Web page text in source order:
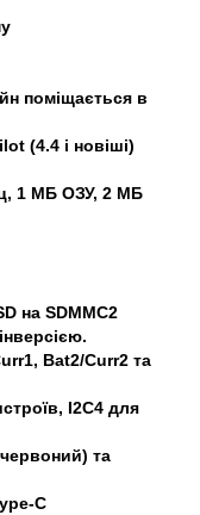
поміщається в
(4.4 і новіші)
1 МБ ОЗУ, 2 МБ
на SDMMC2
Bat2/Curr2 та
I2C4 для
та
C